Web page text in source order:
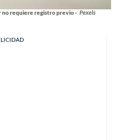
no requiere registro previo - Pexels